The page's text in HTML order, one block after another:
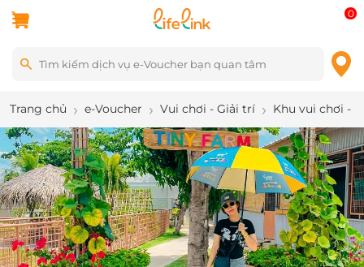
0
Trang chủ e-Voucher Vui chơi - Giải trí Khu vui chơi -